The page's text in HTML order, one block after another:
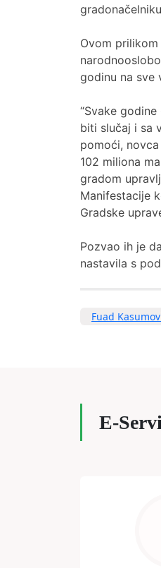
Ovom
godinu na sve
“Svake
biti slučaj i sa
pomoći,
102 miliona
gradom
Manifestacije
Gradske
Pozvao ih je
nastavila s
Fuad
E-